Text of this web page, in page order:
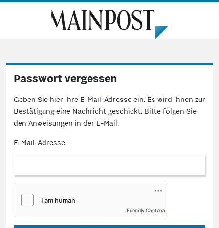
Passwort vergessen
Geben Sie hier Ihre E-Mail-Adresse ein. Es wird Ihnen zur
Bestätigung eine Nachricht geschickt. Bitte folgen Sie
den Anweisungen in der E-Mail.
E-Mail-Adresse
Friendly Captcha